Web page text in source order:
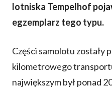
lotniska Tempelhof
egzemplarz tego typu.
Części samolotu
kilometrowego
największym był ponad